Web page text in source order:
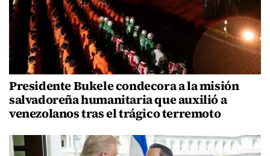
Presidente Bukele condecora a la misión
salvadoreña humanitaria que auxilió a
venezolanos tras el trágico terremoto